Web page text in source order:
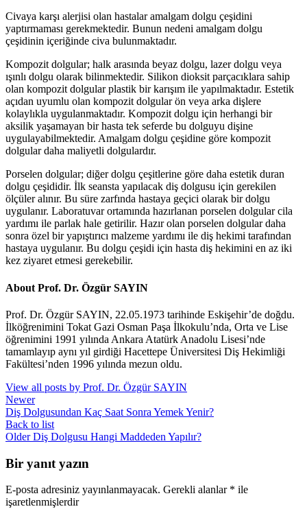
Civaya karşı alerjisi olan hastalar amalgam dolgu çeşidini
yaptırmaması gerekmektedir. Bunun nedeni amalgam dolgu
çeşidinin içeriğinde civa bulunmaktadır.
Kompozit dolgular; halk arasında beyaz dolgu, lazer dolgu veya
ışınlı dolgu olarak bilinmektedir. Silikon dioksit parçacıklara sahip
olan kompozit dolgular plastik bir karışım ile yapılmaktadır. Estetik
açıdan uyumlu olan kompozit dolgular ön veya arka dişlere
kolaylıkla uygulanmaktadır. Kompozit dolgu için herhangi bir
aksilik yaşamayan bir hasta tek seferde bu dolguyu dişine
uygulayabilmektedir. Amalgam dolgu çeşidine göre kompozit
dolgular daha maliyetli dolgulardır.
Porselen dolgular; diğer dolgu çeşitlerine göre daha estetik duran
dolgu çeşididir. İlk seansta yapılacak diş dolgusu için gerekilen
ölçüler alınır. Bu süre zarfında hastaya geçici olarak bir dolgu
uygulanır. Laboratuvar ortamında hazırlanan porselen dolgular cila
yardımı ile parlak hale getirilir. Hazır olan porselen dolgular daha
sonra özel bir yapıştırıcı malzeme yardımı ile diş hekimi tarafından
hastaya uygulanır. Bu dolgu çeşidi için hasta diş hekimini en az iki
kez ziyaret etmesi gerekebilir.
About Prof. Dr. Özgür SAYIN
Prof. Dr. Özgür SAYIN, 22.05.1973 tarihinde Eskişehir’de doğdu.
İlköğrenimini Tokat Gazi Osman Paşa İlkokulu’nda, Orta ve Lise
öğrenimini 1991 yılında Ankara Atatürk Anadolu Lisesi’nde
tamamlayıp aynı yıl girdiği Hacettepe Üniversitesi Diş Hekimliği
Fakültesi’nden 1996 yılında mezun oldu.
View all posts by Prof. Dr. Özgür SAYIN
Newer
Diş Dolgusundan Kaç Saat Sonra Yemek Yenir?
Back to list
Older Diş Dolgusu Hangi Maddeden Yapılır?
Bir yanıt yazın
E-posta adresiniz yayınlanmayacak. Gerekli alanlar * ile
işaretlenmişlerdir